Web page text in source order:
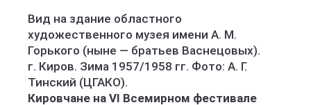
Вид на здание областного
художественного музея имени А. М.
Горького (ныне — братьев Васнецовых).
г. Киров. Зима 1957/1958 гг. Фото: А. Г.
Тинский (ЦГАКО).
Кировчане на VI Всемирном фестивале